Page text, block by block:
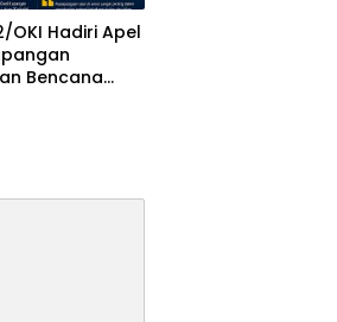
OKI Hadiri Apel
Bencana